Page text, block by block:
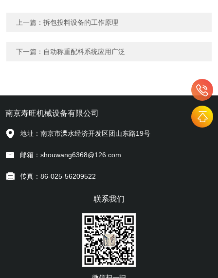
上一篇：拆包投料设备的工作原理
下一篇： 自动称重配料系统应用广泛
南京寿旺机械设备有限公司
地址：南京市溧水经济开发区团山东路19号
邮箱：shouwang6368@126.com
传真：86-025-56209522
联系我们